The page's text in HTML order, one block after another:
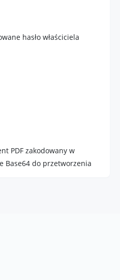
hasło właściciela
PDF zakodowany w
Base64 do przetworzenia